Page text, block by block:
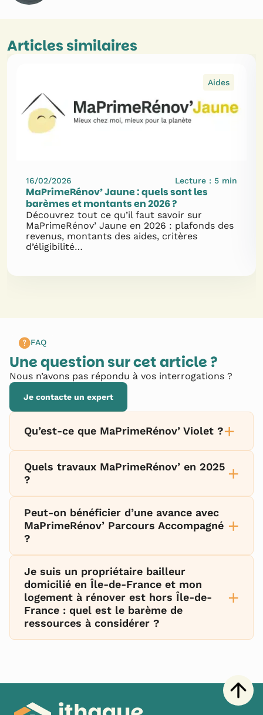
Articles similaires
Aides
16/02/2026 Lecture : 5 min
MaPrimeRénov’ Jaune : quels sont les
barèmes et montants en 2026 ?
Découvrez tout ce qu’il faut savoir sur
MaPrimeRénov’ Jaune en 2026 : plafonds des
revenus, montants des aides, critères
d’éligibilité…
FAQ
Une question sur cet article ?
Nous n’avons pas répondu à vos interrogations ?
Je contacte un expert
Qu’est-ce que MaPrimeRénov’ Violet ?+
Quels travaux MaPrimeRénov’ en 2025
?
+
Peut-on bénéficier d’une avance avec
MaPrimeRénov’ Parcours Accompagné
?
+
Je suis un propriétaire bailleur
domicilié en Île-de-France et mon
logement à rénover est hors Île-de-
France : quel est le barème de
ressources à considérer ?
+